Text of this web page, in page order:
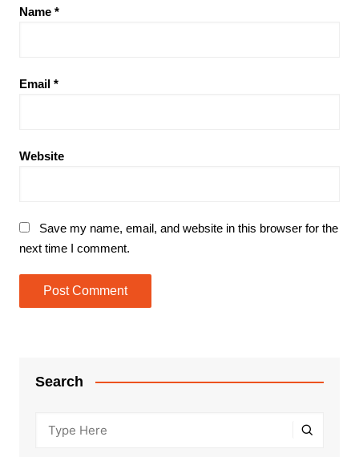
Name *
Email *
Website
Save my name, email, and website in this browser for the
next time I comment.
Search